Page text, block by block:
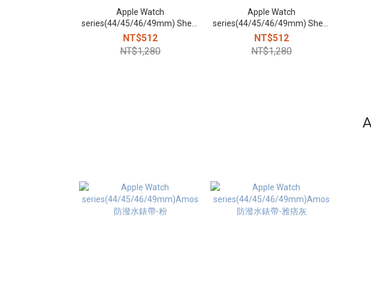
Apple Watch
series(44/45/46/49mm) Sheer
真皮防潑水錶帶-黑
NT$512
NT$1,280
Apple Watch
series(44/45/46/49mm) Sheer
真皮防潑水錶帶-棕色
NT$512
NT$1,280